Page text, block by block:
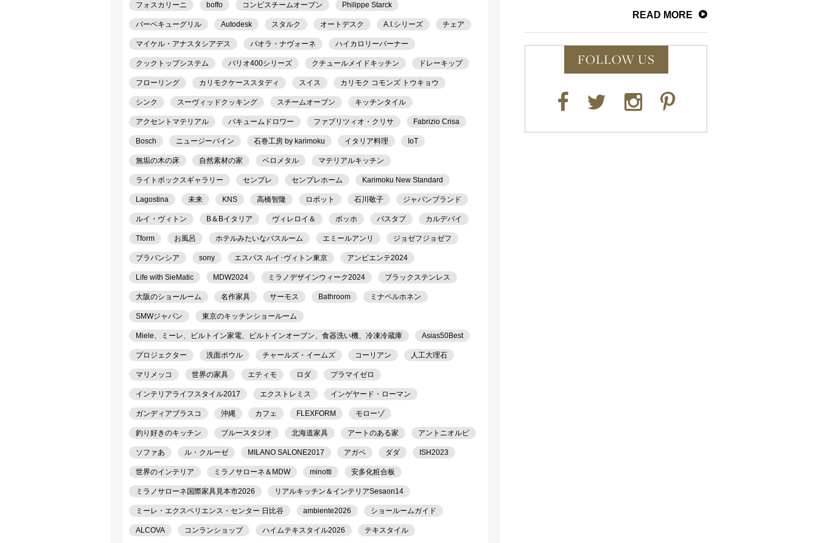
フォスカリーニ boffo コンビスチームオーブン Philippe Starck
バーベキューグリル Autodesk スタルク オートデスク A.I.シリーズ チェア
マイケル・アナスタシアデス パオラ・ナヴォーネ ハイカロリーバーナー
クックトップシステム バリオ400シリーズ クチュールメイドキッチン ドレーキップ
フローリング カリモクケーススタディ スイス カリモク コモンズ トウキョウ
シンク スーヴィッドクッキング スチームオーブン キッチンタイル
アクセントマテリアル バキュームドロワー ファブリツィオ・クリサ Fabrizio Crisa
Bosch ニュージーパイン 石巻工房 by karimoku イタリア料理 IoT
無垢の木の床 自然素材の家 ベロメタル マテリアルキッチン
ライトボックスギャラリー センプレ センプレホーム Karimoku New Standard
Lagostina 未来 KNS 高橋智隆 ロボット 石川敬子 ジャパンブランド
ルイ・ヴィトン B＆Bイタリア ヴィレロイ＆ ボッホ バスタブ カルデバイ
Tform お風呂 ホテルみたいなバスルーム エミールアンリ ジョゼフジョゼフ
ブラバンシア sony エスパス ルイ･ヴィトン東京 アンビエンテ2024
Life with SieMatic MDW2024 ミラノデザインウィーク2024 ブラックステンレス
大阪のショールーム 名作家具 サーモス Bathroom ミナペルホネン
SMWジャパン 東京のキッチンショールーム
Miele、ミーレ、ビルトイン家電、ビルトインオーブン、食器洗い機、冷凍冷蔵庫 Asias50Best
プロジェクター 洗面ボウル チャールズ・イームズ コーリアン 人工大理石
マリメッコ 世界の家具 エティモ ロダ プラマイゼロ
インテリアライフスタイル2017 エクストレミス インゲヤード・ローマン
ガンディアブラスコ 沖縄 カフェ FLEXFORM モローゾ
釣り好きのキッチン ブルースタジオ 北海道家具 アートのある家 アントニオルピ
ソファあ ル・クルーゼ MILANO SALONE2017 アガペ ダダ ISH2023
世界のインテリア ミラノサローネ＆MDW minotti 安多化粧合板
ミラノサローネ国際家具見本市2026 リアルキッチン＆インテリアSesaon14
ミーレ・エクスペリエンス・センター 日比谷 ambiente2026 ショールームガイド
ALCOVA コンランショップ ハイムテキスタイル2026 テキスタイル
READ MORE
FOLLOW US